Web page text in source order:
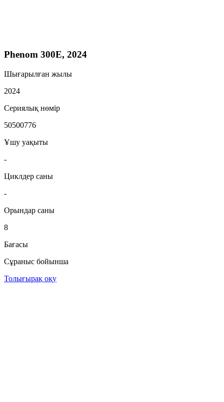
Phenom 300E, 2024
Шығарылған жылы
2024
Сериялық нөмір
50500776
Ұшу уақыты
-
Циклдер саны
-
Орындар саны
8
Бағасы
Сұраныс бойынша
Толығырақ оқу